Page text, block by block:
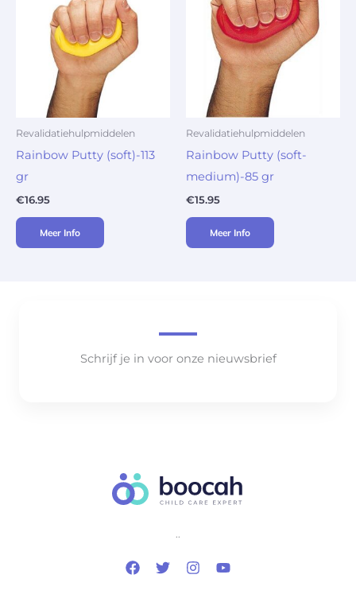
Revalidatiehulpmiddelen
Rainbow Putty (soft)-113
gr
€16.95
Meer Info
Revalidatiehulpmiddelen
Rainbow Putty (soft-
medium)-85 gr
€15.95
Meer Info
Schrijf je in voor onze nieuwsbrief
..